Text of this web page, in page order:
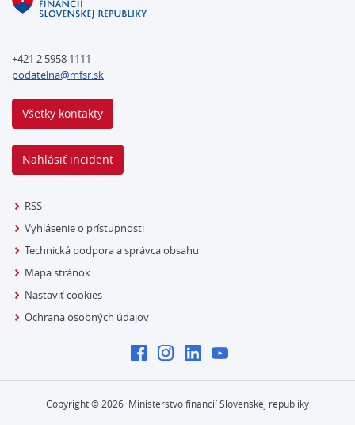
+421 2 5958 1111
podatelna@mfsr.sk
Všetky kontakty
Nahlásiť incident
RSS
Vyhlásenie o prístupnosti
Technická podpora a správca obsahu
Mapa stránok
Nastaviť cookies
Ochrana osobných údajov
Copyright © 2026 Ministerstvo financií Slovenskej republiky